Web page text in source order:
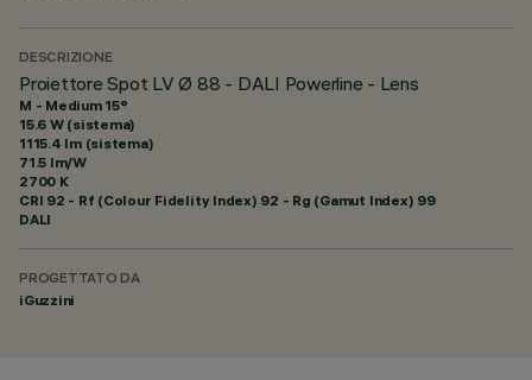
DESCRIZIONE
Proiettore Spot LV Ø 88 - DALI Powerline - Lens
M - Medium 15°
15.6 W (sistema)
1115.4 lm (sistema)
71.5 lm/W
2700 K
CRI 92 - Rf (Colour Fidelity Index) 92 - Rg (Gamut Index) 99
DALI
PROGETTATO DA
iGuzzini